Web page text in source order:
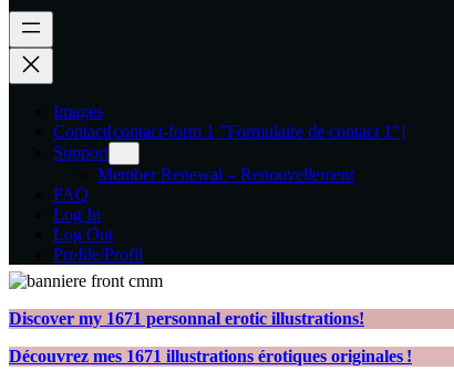
Images
Contact[contact-form 1 "Formulaire de contact 1"]
Support
Member Renewal – Renouvellement
FAQ
Log In
Log Out
Profile/Profil
Discover my 1671 personnal erotic illustrations!
Découvrez mes 1671 illustrations érotiques originales !